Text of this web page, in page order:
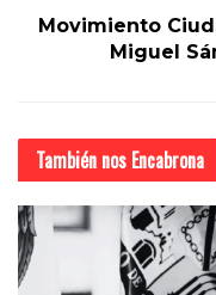
Movimiento
Miguel
También nos Encabrona